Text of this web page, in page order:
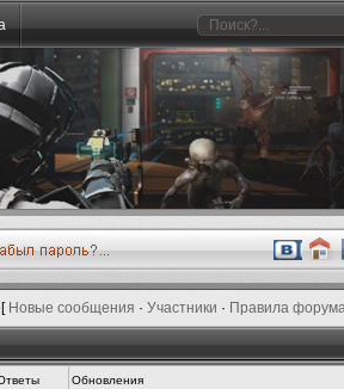
[ Новые сообщения · Участники · Правила
Обновления